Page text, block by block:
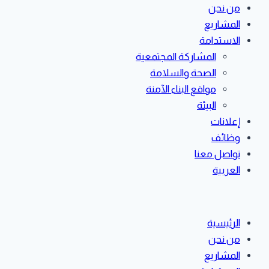
من نحن
المشاريع
الاستدامة
المشاركة المجتمعية
الصحة والسلامة
مواقع البناء الآمنة
البيئة
إعلانات
وظائف
تواصل معنا
العربية
الرئيسية
من نحن
المشاريع